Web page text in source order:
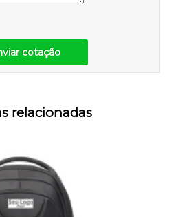
cotação
relacionadas